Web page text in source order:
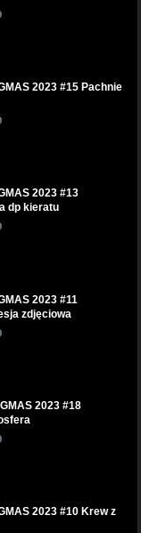
2023 #15 Pachnie
2023 #13
dp kieratu
2023 #11
zdjęciowa
2023 #18
2023 #10 Krew z